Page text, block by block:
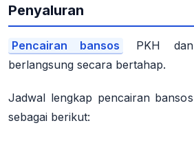
Penyaluran
Pencairan bansos
PKH
berlangsung secara bertahap.
Jadwal lengkap pencairan
sebagai berikut: